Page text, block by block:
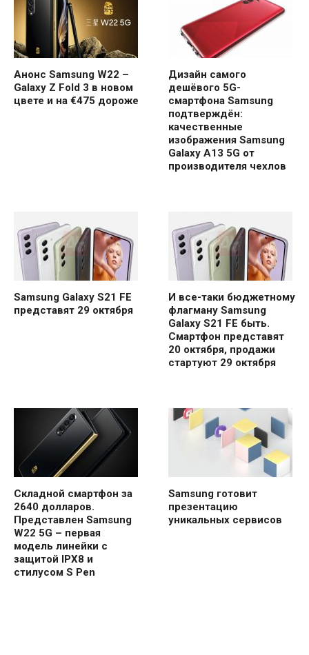
Анонс Samsung W22 –
Galaxy Z Fold 3 в новом
цвете и на €475 дороже
Дизайн самого
дешёвого 5G-
смартфона Samsung
подтверждён:
качественные
изображения Samsung
Galaxy A13 5G от
производителя чехлов
Samsung Galaxy S21 FE
представят 29 октября
И все-таки бюджетному
флагману Samsung
Galaxy S21 FE быть.
Смартфон представят
20 октября, продажи
стартуют 29 октября
Складной смартфон за
2640 долларов.
Представлен Samsung
W22 5G – первая
модель линейки с
защитой IPX8 и
стилусом S Pen
Samsung готовит
презентацию
уникальных сервисов